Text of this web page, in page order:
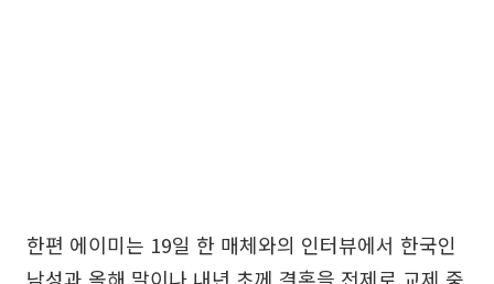
한편 에이미는 19일 한 매체와의 인터뷰에서 한국인